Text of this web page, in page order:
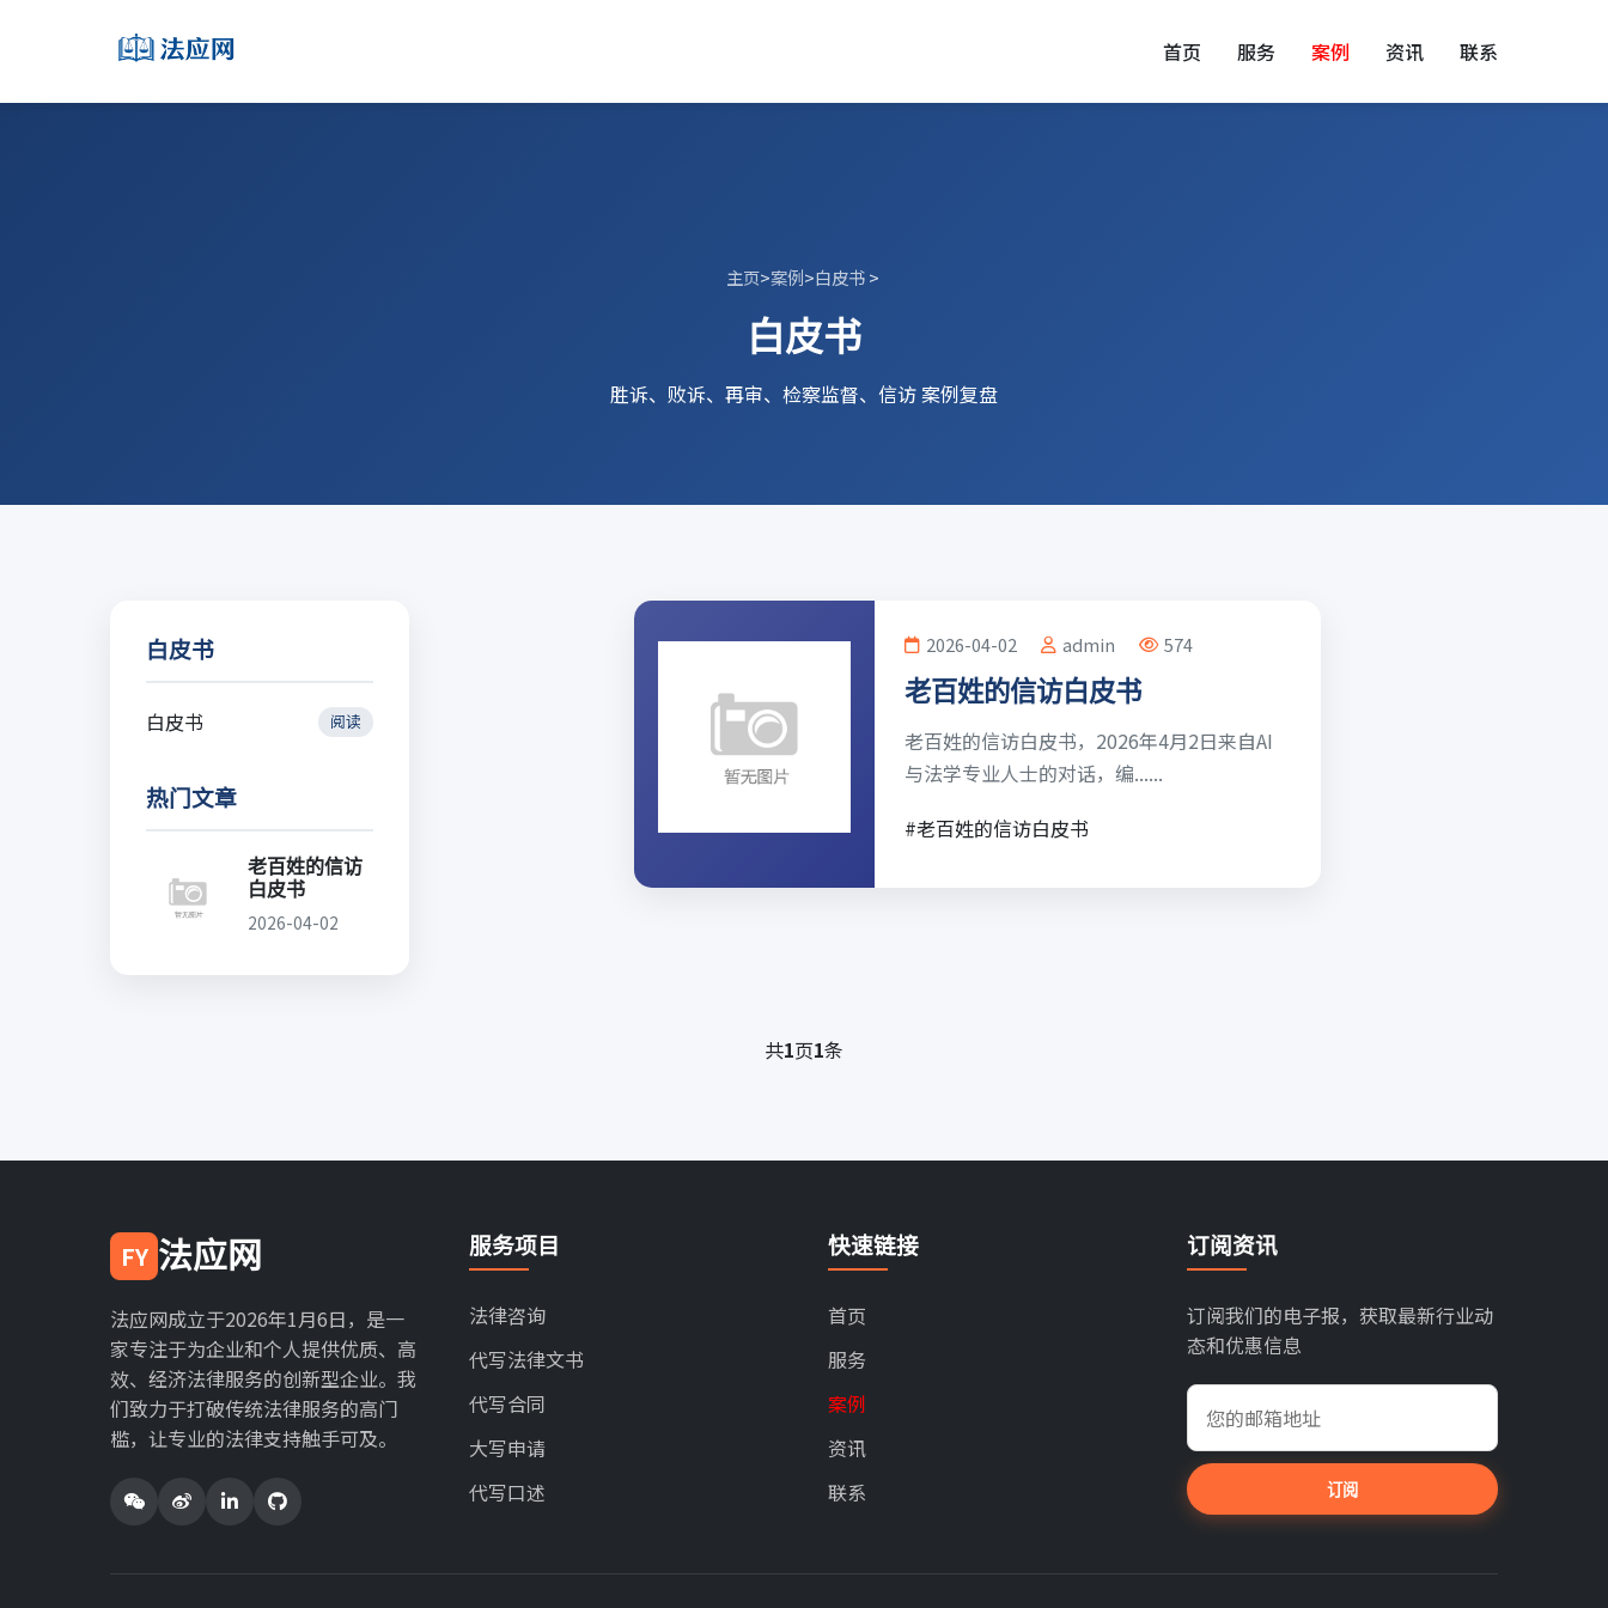
首页 服务 案例 资讯 联系
主页>案例>白皮书>
白皮书
胜诉、败诉、再审、检察监督、信访 案例复盘
白皮书
白皮书 阅读
热门文章
老百姓的信访
白皮书
2026-04-02
2026-04-02 admin 574
老百姓的信访白皮书
老百姓的信访白皮书，2026年4月2日来自AI
与法学专业人士的对话，编......
#老百姓的信访白皮书
共1页1条
FY 法应网
法应网成立于2026年1月6日，是一
家专注于为企业和个人提供优质、高
效、经济法律服务的创新型企业。我
们致力于打破传统法律服务的高门
槛，让专业的法律支持触手可及。
服务项目
法律咨询
代写法律文书
代写合同
大写申请
代写口述
快速链接
首页
服务
案例
资讯
联系
订阅资讯
订阅我们的电子报，获取最新行业动
态和优惠信息
订阅